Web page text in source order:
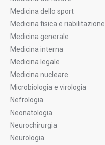
Medicina dello sport
Medicina fisica e riabilitazione
Medicina generale
Medicina interna
Medicina legale
Medicina nucleare
Microbiologia e virologia
Nefrologia
Neonatologia
Neurochirurgia
Neurologia